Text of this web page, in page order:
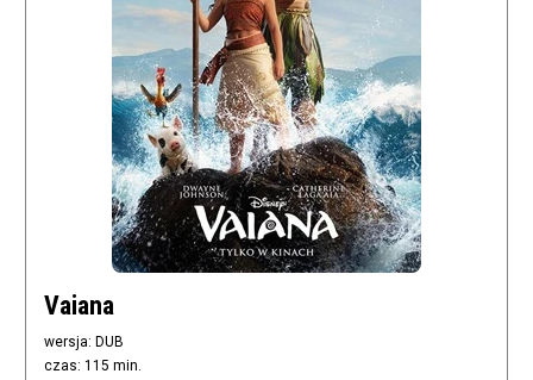
Vaiana
wersja: DUB
czas: 115 min.